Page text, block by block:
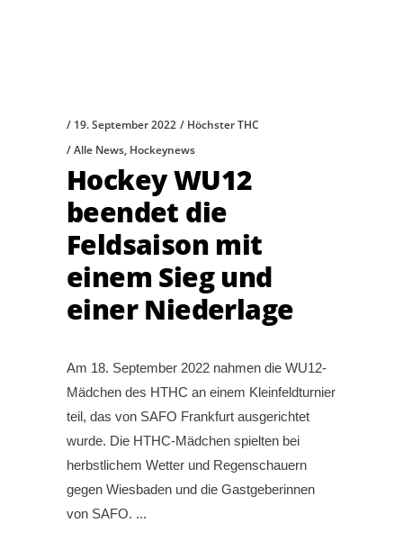
19. September 2022
Höchster THC
Alle News, Hockeynews
Hockey WU12
beendet die
Feldsaison mit
einem Sieg und
einer Niederlage
Am 18. September 2022 nahmen die WU12-
Mädchen des HTHC an einem Kleinfeldturnier
teil, das von SAFO Frankfurt ausgerichtet
wurde. Die HTHC-Mädchen spielten bei
herbstlichem Wetter und Regenschauern
gegen Wiesbaden und die Gastgeberinnen
von SAFO.